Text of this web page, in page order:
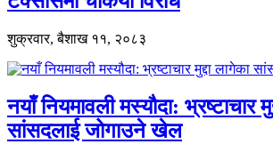
शुक्रवार, बैशाख ११, २०८३
नयाँ नियमावली मस्यौदा: भ्रष्टाचार
सांसदलाई जोगाउने खेल